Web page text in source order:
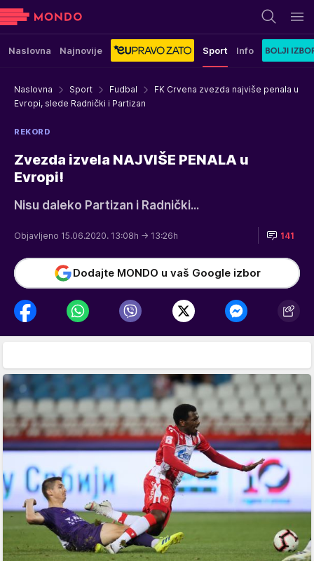
Naslovna Najnovije Sport Info
Naslovna Sport Fudbal
FK Crvena zvezda najviše penala u
Evropi, slede Radnički i Partizan
REKORD
Zvezda izvela NAJVIŠE PENALA u
Evropi!
Nisu daleko Partizan i Radnički...
Objavljeno 15.06.2020. 13:08h → 13:26h 141
Dodajte MONDO u vaš Google izbor